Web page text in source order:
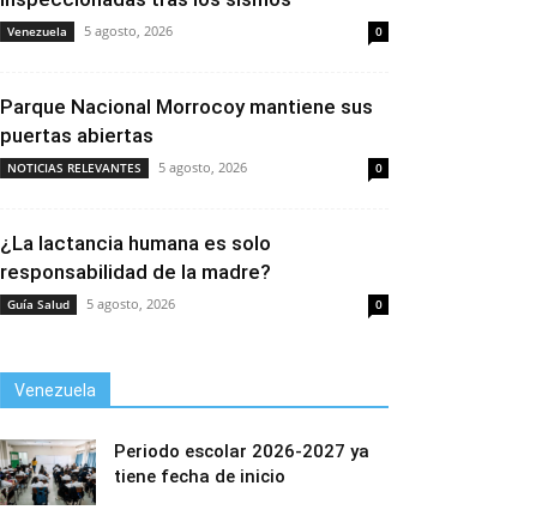
Venezuela 5 agosto, 2026 0
Parque Nacional Morrocoy mantiene sus
puertas abiertas
NOTICIAS RELEVANTES 5 agosto, 2026 0
¿La lactancia humana es solo
responsabilidad de la madre?
Guía Salud 5 agosto, 2026 0
Venezuela
Periodo escolar 2026-2027 ya
tiene fecha de inicio